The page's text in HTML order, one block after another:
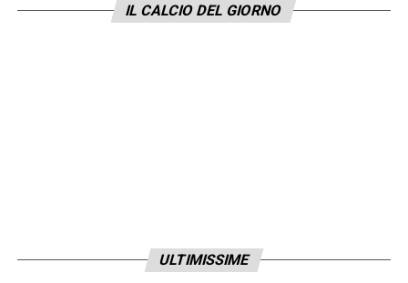
IL CALCIO DEL GIORNO
ULTIMISSIME